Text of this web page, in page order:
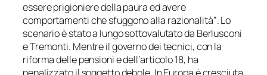
essere prigioniere della paura ed avere
comportamenti che sfuggono alla razionalità”. Lo
scenario è stato a lungo sottovalutato da Berlusconi
e Tremonti. Mentre il governo dei tecnici, con la
riforma delle pensioni e dell’articolo 18, ha